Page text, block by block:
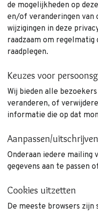
de mogelijkheden op
en/of veranderingen van
wijzigingen in deze
raadzaam om
raadplegen.
Keuzes voor
Wij bieden alle
veranderen, of
informatie die op dat
Aanpassen/
Onderaan iedere mailing
gegevens aan te passen
Cookies uitzetten
De meeste browsers zijn